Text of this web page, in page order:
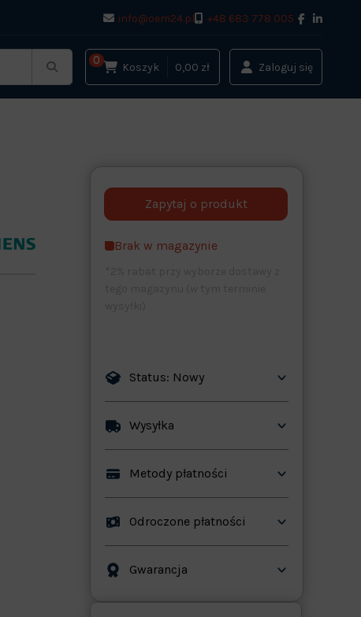
info@oem24.pl +48 683 778 005
0
Koszyk 0,00 zł Zaloguj się
Brak w magazynie
Status: Nowy
Wysyłka
Metody płatności
Odroczone płatności
Gwarancja